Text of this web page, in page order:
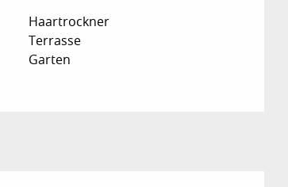
Haartrockner
Terrasse
Garten